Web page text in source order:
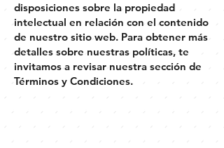
disposiciones sobre la propiedad
intelectual en relación con el contenido
de nuestro sitio web. Para obtener más
detalles sobre nuestras políticas, te
invitamos a revisar nuestra sección de
Términos y Condiciones.